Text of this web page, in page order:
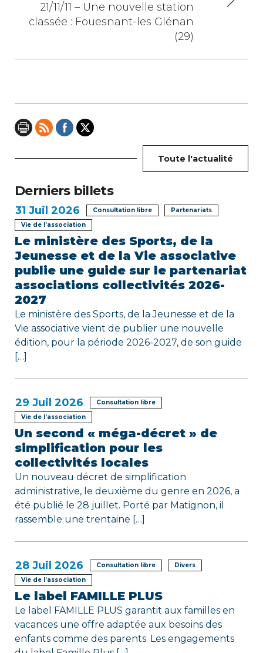
a
i
o
e
l
’
a
r
t
i
c
l
e
21/11/11 – Une nouvelle station
classée : Fouesnant-les Glénan
(29)
Toute l'actualité
Derniers billets
31 Juil 2026 Consultation libre
Partenariats
Vie de l’association
Le ministère des Sports, de la
Jeunesse et de la Vie associative
publie une guide sur le partenariat
associations collectivités 2026-
2027
Le ministère des Sports, de la Jeunesse et de la
Vie associative vient de publier une nouvelle
édition, pour la période 2026-2027, de son guide
[…]
29 Juil 2026
Consultation libre
Vie de l’association
Un second « méga-décret » de
simplification pour les
collectivités locales
Un nouveau décret de simplification
administrative, le deuxième du genre en 2026, a
été publié le 28 juillet. Porté par Matignon, il
rassemble une trentaine […]
28 Juil 2026 Consultation libre
Divers
Vie de l’association
Le label FAMILLE PLUS
Le label FAMILLE PLUS garantit aux familles en
vacances une offre adaptée aux besoins des
enfants comme des parents. Les engagements